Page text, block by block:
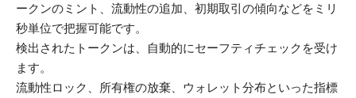
ークンのミント、流動性の追加、初期取引の傾向などをミリ
秒単位で把握可能です。
検出されたトークンは、自動的にセーフティチェックを受け
ます。
流動性ロック、所有権の放棄、ウォレット分布といった指標